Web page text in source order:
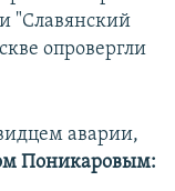
"Славянский
опровергли
аварии,
Поникаровым: